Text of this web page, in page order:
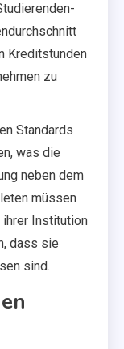
Kreditstunden
zu
Standards
was die
neben dem
müssen
Institution
dass sie
sind.